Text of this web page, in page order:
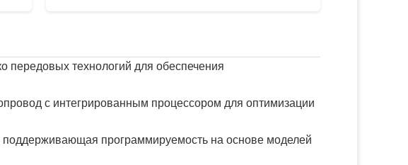
передовых технологий для обеспечения
с интегрированным процессором для оптимизации
программируемость на основе моделей